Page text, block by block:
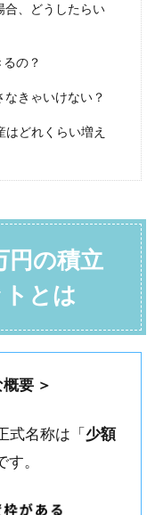
合、どうしたらい
の？
きゃいけない？
どれくらい増え
円の積立
とは
要 ＞
式名称は「少額
す。